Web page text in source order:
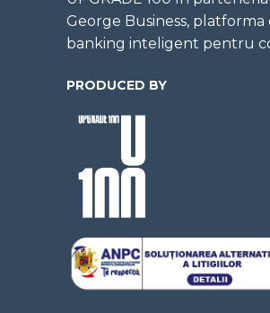
George Business, platforma
banking inteligent pentru
PRODUCED BY